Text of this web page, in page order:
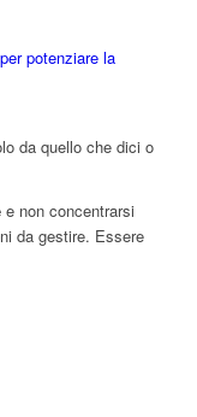
potenziare la
da quello che dici o
e non concentrarsi
da gestire. Essere